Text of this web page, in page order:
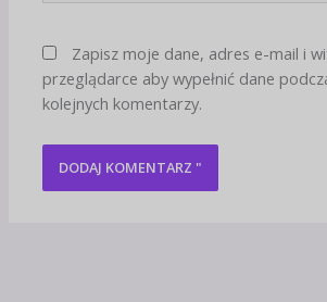
Zapisz moje dane, adres e-mail i
przeglądarce aby wypełnić dane
kolejnych komentarzy.